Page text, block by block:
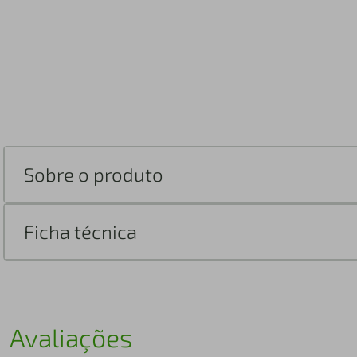
Sobre o produto
Ficha técnica
Avaliações